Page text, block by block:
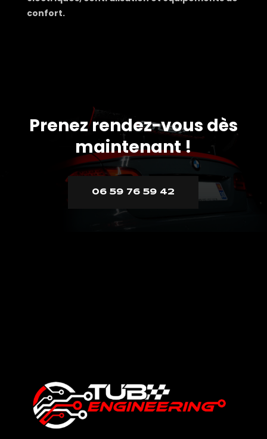
confort.
Prenez rendez-vous dès
maintenant !
06 59 76 59 42